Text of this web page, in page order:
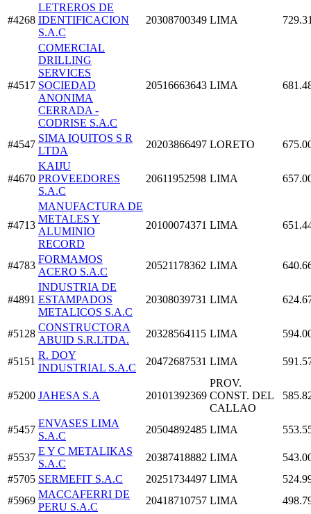
#4268
LETREROS DE
IDENTIFICACION
S.A.C
20308700349 LIMA
#4517
COMERCIAL
DRILLING
SERVICES
SOCIEDAD
ANONIMA
CERRADA -
CODRISE S.A.C
20516663643 LIMA
#4547
SIMA IQUITOS S R
LTDA
20203866497 LORETO
#4670
KAIJU
PROVEEDORES
S.A.C
20611952598 LIMA
#4713
MANUFACTURA DE
METALES Y
ALUMINIO
RECORD
20100074371 LIMA
#4783
FORMAMOS
ACERO S.A.C
20521178362 LIMA
#4891
INDUSTRIA DE
ESTAMPADOS
METALICOS S.A.C
20308039731 LIMA
#5128
CONSTRUCTORA
ABUID S.R.LTDA.
20328564115 LIMA
#5151
R. DOY
INDUSTRIAL S.A.C
20472687531 LIMA
#5200 JAHESA S.A 20101392369
PROV.
CONST. DEL
CALLAO
#5457
ENVASES LIMA
S.A.C
20504892485 LIMA
#5537
E Y C METALIKAS
S.A.C
20387418882 LIMA
#5705 SERMEFIT S.A.C 20251734497 LIMA
#5969
MACCAFERRI DE
PERU S.A.C
20418710757 LIMA